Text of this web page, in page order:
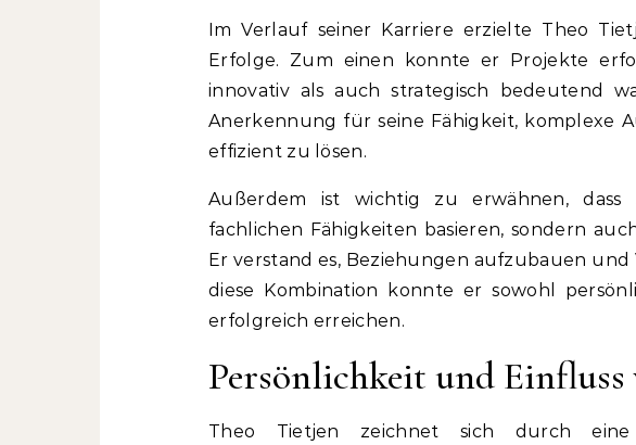
Im Verlauf seiner Karriere erzielte Theo
Erfolge. Zum einen konnte er Projekte
innovativ als auch strategisch bedeutend
Anerkennung für seine Fähigkeit, komplexe
effizient zu lösen.
Außerdem ist wichtig zu erwähnen,
fachlichen Fähigkeiten basieren, sondern
Er verstand es, Beziehungen aufzubauen
diese Kombination konnte er sowohl
erfolgreich erreichen.
Persönlichkeit und
Theo Tietjen zeichnet sich durch